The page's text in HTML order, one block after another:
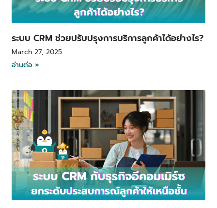
ระบบ CRM ช่วยปรับปรุงการบริการลูกค้าได้อย่างไร?
March 27, 2025
อ่านต่อ »